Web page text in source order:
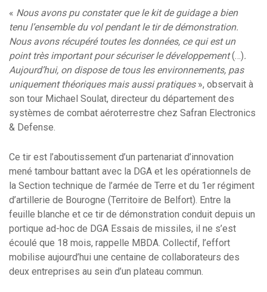
« Nous avons pu constater que le kit de guidage a bien
tenu l’ensemble du vol pendant le tir de démonstration.
Nous avons récupéré toutes les données, ce qui est un
point très important pour sécuriser le développement(…).
Aujourd’hui, on dispose de tous les environnements, pas
uniquement théoriques mais aussi pratiques», observait à
son tour Michael Soulat, directeur du département des
systèmes de combat aéroterrestre chez Safran Electronics
& Defense.
Ce tir est l’aboutissement d’un partenariat d’innovation
mené tambour battant avec la DGA et les opérationnels de
la Section technique de l’armée de Terre et du 1er régiment
d’artillerie de Bourogne (Territoire de Belfort). Entre la
feuille blanche et ce tir de démonstration conduit depuis un
portique ad-hoc de DGA Essais de missiles, il ne s’est
écoulé que 18 mois, rappelle MBDA. Collectif, l’effort
mobilise aujourd’hui une centaine de collaborateurs des
deux entreprises au sein d’un plateau commun.